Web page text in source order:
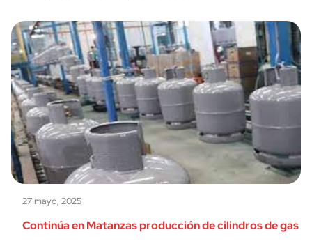
27 mayo, 2025
Continúa en Matanzas producción de cilindros de gas